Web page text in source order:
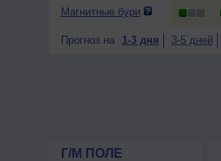
Магнитные бури
Прогноз на 1-3 дня 3-5 дней
Г/М ПОЛЕ